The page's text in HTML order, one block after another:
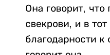
Она говорит,
свекрови, и в
благодарности к